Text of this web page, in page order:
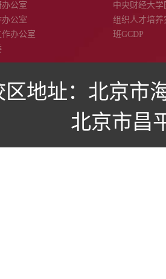
公室
公室
办公室
中央财经大学
组织人才培养
班GCDP
区地址：北京市
北京市昌